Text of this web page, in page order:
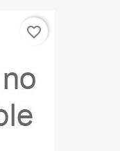
favorite_border